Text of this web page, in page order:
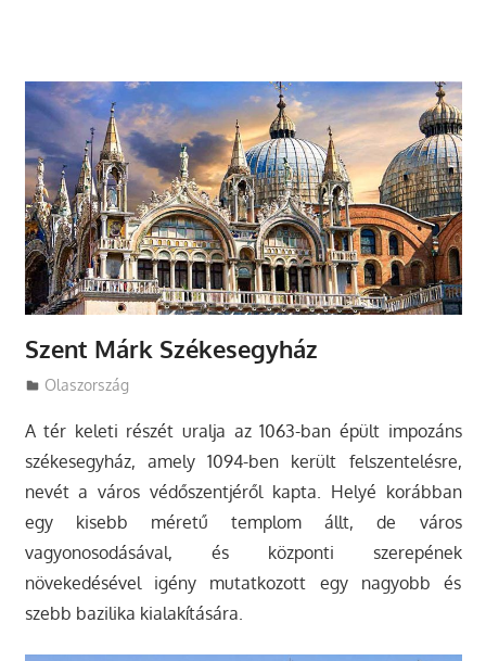
Szent Márk Székesegyház
Utazasok.org
Olaszország
A tér keleti részét uralja az 1063-ban épült impozáns
székesegyház, amely 1094-ben került felszentelésre,
nevét a város védőszentjéről kapta. Helyé korábban
egy kisebb méretű templom állt, de város
vagyonosodásával, és központi szerepének
növekedésével igény mutatkozott egy nagyobb és
szebb bazilika kialakítására.